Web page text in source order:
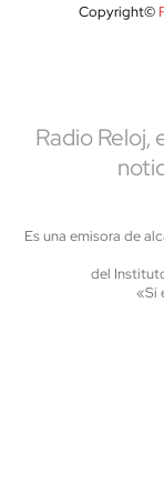
Copyright©
Radio Reloj,
Es una emisora de
del
«Si